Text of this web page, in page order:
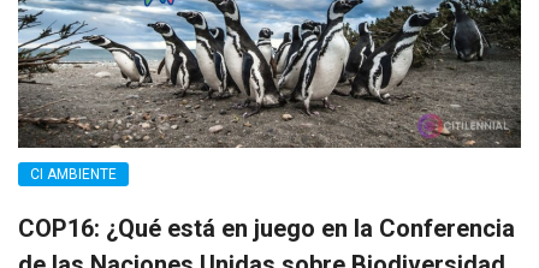
CI AMBIENTE
COP16: ¿Qué está en juego en la Conferencia